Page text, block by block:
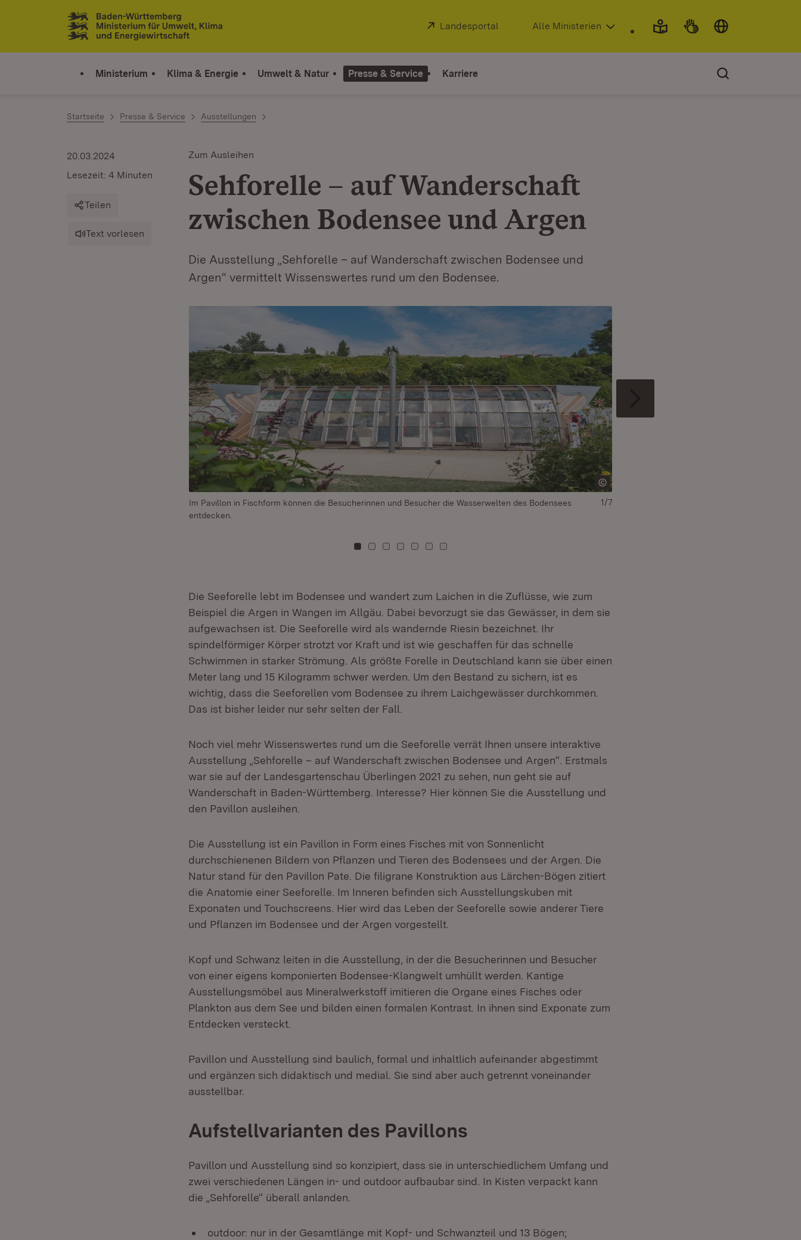
Zum Inhalt springen
Link zur Startseite
Extern:
Landesportal (Öffnet in neuem Fenster)
Alle Ministerien
Ministerium Klima & Energie Umwelt & Natur Presse & Service Karriere
Startseite Presse & Service Ausstellungen
Zum Ausleihen
Sehforelle – auf Wanderschaft
zwischen Bodensee und Argen
Die Ausstellung „Sehforelle – auf Wanderschaft zwischen Bodensee und
Argen“ vermittelt Wissenswertes rund um den Bodensee.
20.03.2024
Lesezeit: 4 Minuten
Teilen
Text vorlesen
Im Pavillon in Fischform können die Besucherinnen und Besucher die Wasserwelten des Bodensees
entdecken.
Zu Kachel: 0
Zu Kachel: 1
Zu Kachel: 2
Zu Kachel: 3
Zu Kachel: 4
Zu Kachel: 5
Zu Kachel: 6
1/7
Die Seeforelle lebt im Bodensee und wandert zum Laichen in die Zuflüsse, wie zum
Beispiel die Argen in Wangen im Allgäu. Dabei bevorzugt sie das Gewässer, in dem sie
aufgewachsen ist. Die Seeforelle wird als wandernde Riesin bezeichnet. Ihr
spindelförmiger Körper strotzt vor Kraft und ist wie geschaffen für das schnelle
Schwimmen in starker Strömung. Als größte Forelle in Deutschland kann sie über einen
Meter lang und 15 Kilogramm schwer werden. Um den Bestand zu sichern, ist es
wichtig, dass die Seeforellen vom Bodensee zu ihrem Laichgewässer durchkommen.
Das ist bisher leider nur sehr selten der Fall.
Noch viel mehr Wissenswertes rund um die Seeforelle verrät Ihnen unsere interaktive
Ausstellung „Sehforelle – auf Wanderschaft zwischen Bodensee und Argen“. Erstmals
war sie auf der Landesgartenschau Überlingen 2021 zu sehen, nun geht sie auf
Wanderschaft in Baden-Württemberg. Interesse? Hier können Sie die Ausstellung und
den Pavillon ausleihen.
Die Ausstellung ist ein Pavillon in Form eines Fisches mit von Sonnenlicht
durchschienenen Bildern von Pflanzen und Tieren des Bodensees und der Argen. Die
Natur stand für den Pavillon Pate. Die filigrane Konstruktion aus Lärchen-Bögen zitiert
die Anatomie einer Seeforelle. Im Inneren befinden sich Ausstellungskuben mit
Exponaten und Touchscreens. Hier wird das Leben der Seeforelle sowie anderer Tiere
und Pflanzen im Bodensee und der Argen vorgestellt.
Kopf und Schwanz leiten in die Ausstellung, in der die Besucherinnen und Besucher
von einer eigens komponierten Bodensee-Klangwelt umhüllt werden. Kantige
Ausstellungsmöbel aus Mineralwerkstoff imitieren die Organe eines Fisches oder
Plankton aus dem See und bilden einen formalen Kontrast. In ihnen sind Exponate zum
Entdecken versteckt.
Pavillon und Ausstellung sind baulich, formal und inhaltlich aufeinander abgestimmt
und ergänzen sich didaktisch und medial. Sie sind aber auch getrennt voneinander
ausstellbar.
Aufstellvarianten des Pavillons
Pavillon und Ausstellung sind so konzipiert, dass sie in unterschiedlichem Umfang und
zwei verschiedenen Längen in- und outdoor aufbaubar sind. In Kisten verpackt kann
die „Sehforelle“ überall anlanden.
outdoor: nur in der Gesamtlänge mit Kopf- und Schwanzteil und 13 Bögen;